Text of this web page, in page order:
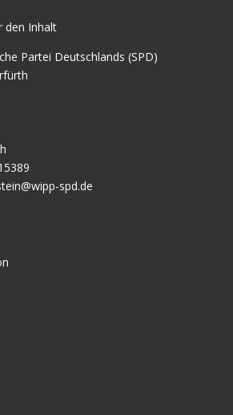
den Inhalt
Partei Deutschlands (SPD)
spd.de